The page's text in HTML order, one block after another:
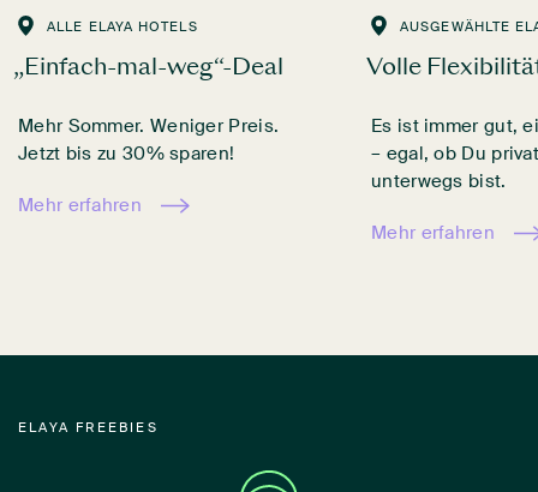
ALLE ELAYA HOTELS
„Einfach-mal-weg“-Deal
Mehr Sommer. Weniger Preis.
Jetzt bis zu 30% sparen!
Mehr erfahren
AUSGEWÄHLTE
Volle
Es ist immer gut,
– egal, ob Du
unterwegs bist.
Mehr erfahren
ELAYA FREEBIES